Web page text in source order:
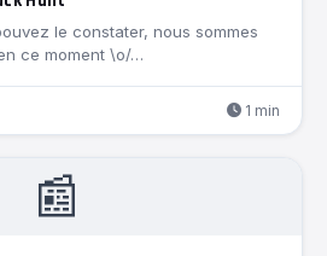
le constater, nous sommes
ce moment \o/…
1 min
📰